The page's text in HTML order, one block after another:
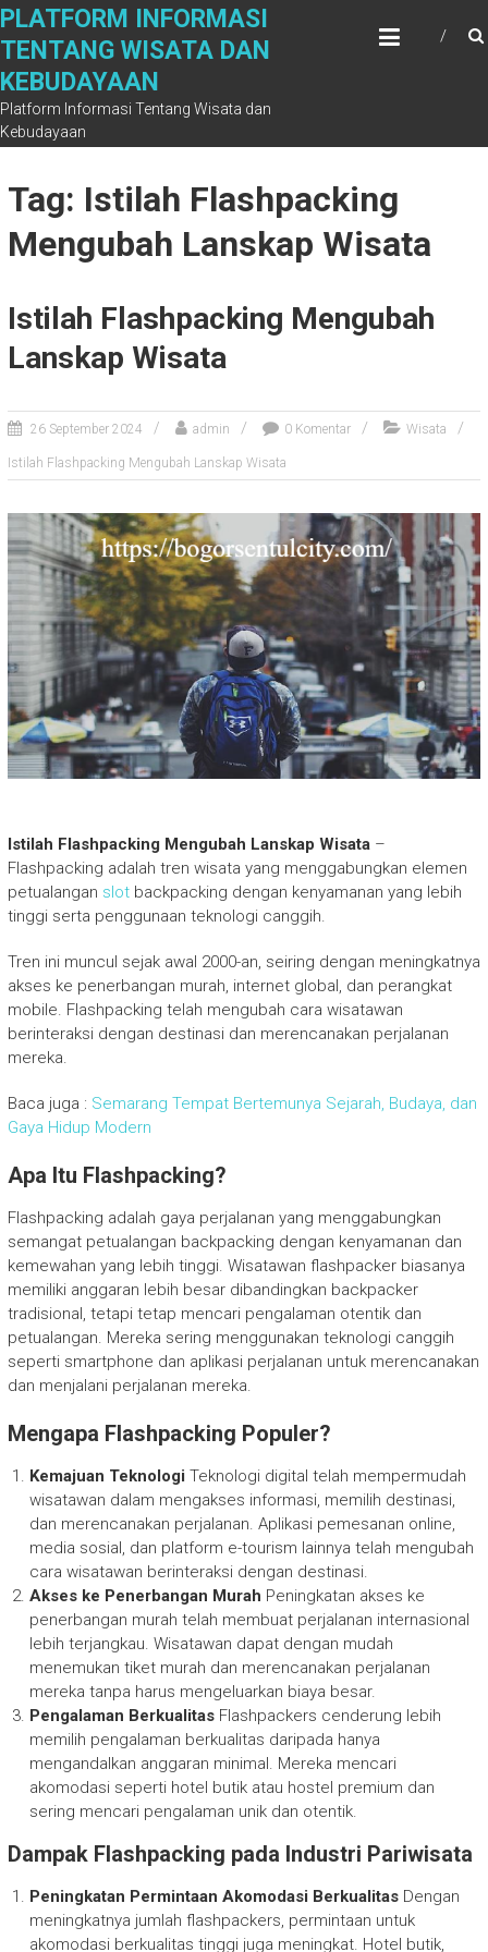
Skip
content
PLATFORM INFORMASI
TENTANG WISATA DAN
KEBUDAYAAN
Platform Informasi Tentang Wisata dan
Kebudayaan
Tag: Istilah Flashpacking
Mengubah Lanskap Wisata
Istilah Flashpacking Mengubah
Lanskap Wisata
26 September 2024 admin 0 Komentar Wisata
Istilah Flashpacking Mengubah Lanskap Wisata
Istilah Flashpacking Mengubah Lanskap Wisata–
Flashpacking adalah tren wisata yang menggabungkan elemen
petualangan slotbackpacking dengan kenyamanan yang lebih
tinggi serta penggunaan teknologi canggih.
Tren ini muncul sejak awal 2000-an, seiring dengan meningkatnya
akses ke penerbangan murah, internet global, dan perangkat
mobile. Flashpacking telah mengubah cara wisatawan
berinteraksi dengan destinasi dan merencanakan perjalanan
mereka.
Baca juga : Semarang Tempat Bertemunya Sejarah, Budaya, dan
Gaya Hidup Modern
Apa Itu Flashpacking?
Flashpacking adalah gaya perjalanan yang menggabungkan
semangat petualangan backpacking dengan kenyamanan dan
kemewahan yang lebih tinggi. Wisatawan flashpacker biasanya
memiliki anggaran lebih besar dibandingkan backpacker
tradisional, tetapi tetap mencari pengalaman otentik dan
petualangan. Mereka sering menggunakan teknologi canggih
seperti smartphone dan aplikasi perjalanan untuk merencanakan
dan menjalani perjalanan mereka.
Mengapa Flashpacking Populer?
Kemajuan Teknologi Teknologi digital telah mempermudah
wisatawan dalam mengakses informasi, memilih destinasi,
dan merencanakan perjalanan. Aplikasi pemesanan online,
media sosial, dan platform e-tourism lainnya telah mengubah
cara wisatawan berinteraksi dengan destinasi.
Akses ke Penerbangan Murah Peningkatan akses ke
penerbangan murah telah membuat perjalanan internasional
lebih terjangkau. Wisatawan dapat dengan mudah
menemukan tiket murah dan merencanakan perjalanan
mereka tanpa harus mengeluarkan biaya besar.
Pengalaman BerkualitasFlashpackers cenderung lebih
memilih pengalaman berkualitas daripada hanya
mengandalkan anggaran minimal. Mereka mencari
akomodasi seperti hotel butik atau hostel premium dan
sering mencari pengalaman unik dan otentik.
Dampak Flashpacking pada Industri Pariwisata
Peningkatan Permintaan Akomodasi BerkualitasDengan
meningkatnya jumlah flashpackers, permintaan untuk
akomodasi berkualitas tinggi juga meningkat. Hotel butik,